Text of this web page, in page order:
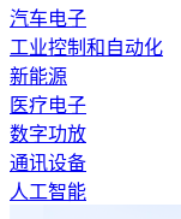
汽车电子
工业控制和自动化
新能源
医疗电子
数字功放
通讯设备
人工智能